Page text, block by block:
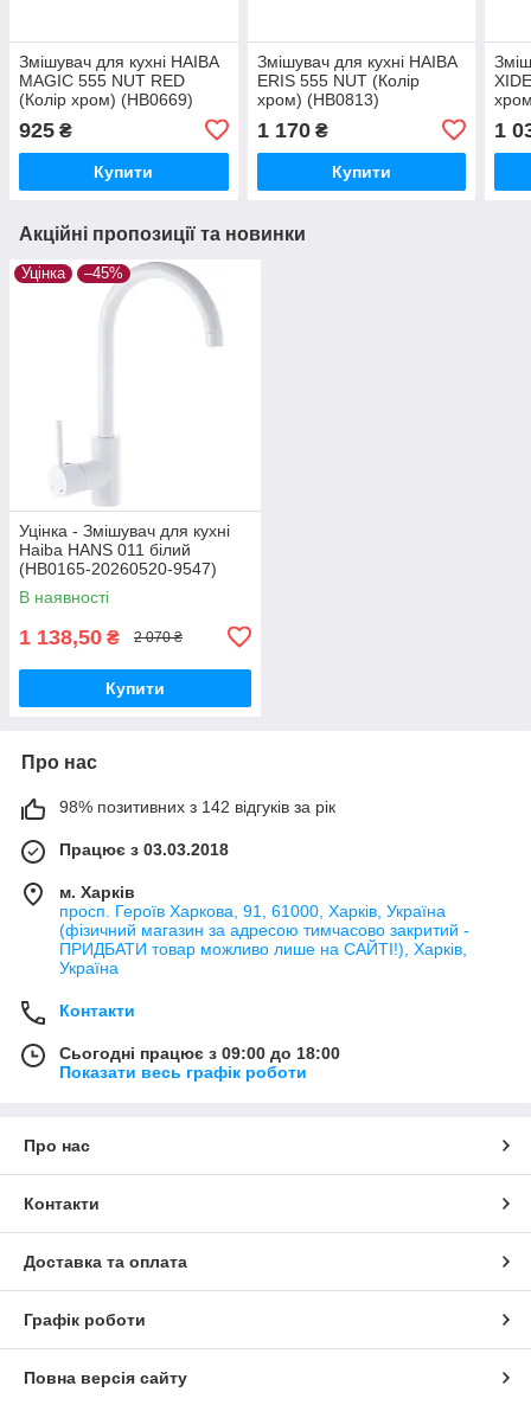
Змішувач для кухні HAIBA
MAGIC 555 NUT RED
(Колір хром) (HB0669)
925 ₴
Купити
Змішувач для кухні HAIBA
ERIS 555 NUT (Колір
хром) (HB0813)
1 170₴
Купити
1
Акційні пропозиції та новинки
Уцінка –45%
Уцінка - Змішувач для кухні
Haiba HANS 011 білий
(HB0165-20260520-9547)
В наявності
1 138,50 ₴ 2 070 ₴
Купити
Про нас
98% позитивних з 142 відгуків за рік
Працює з 03.03.2018
м. Харків
просп. Героїв Харкова, 91, 61000, Харків, Україна
(фізичний магазин за адресою тимчасово закритий -
ПРИДБАТИ товар можливо лише на САЙТІ!), Харків,
Україна
Контакти
Сьогодні працює з 09:00 до 18:00
Показати весь графік роботи
Про нас
Контакти
Доставка та оплата
Графік роботи
Повна версія сайту